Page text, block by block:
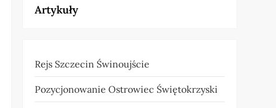
Artykuły
Rejs Szczecin Świnoujście
Pozycjonowanie Ostrowiec Świętokrzyski